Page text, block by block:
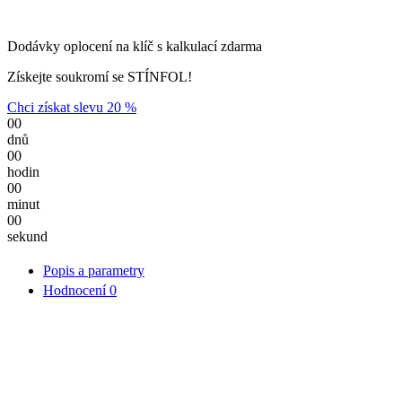
Dodávky oplocení na klíč s kalkulací zdarma
Získejte soukromí se STÍNFOL!
Chci získat slevu 20 %
00
dnů
00
hodin
00
minut
00
sekund
Popis a parametry
Hodnocení0